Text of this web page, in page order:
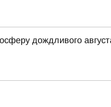
дождливого